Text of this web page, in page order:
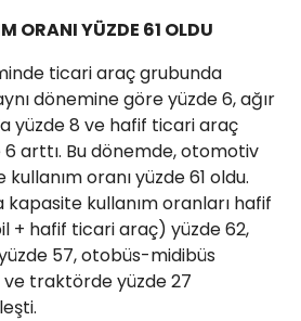
ORANI YÜZDE 61 OLDU
ticari araç grubunda
dönemine göre yüzde 6, ağır
yüzde 8 ve hafif ticari araç
arttı. Bu dönemde, otomotiv
oranı yüzde 61 oldu.
kapasite kullanım oranları hafif
+ hafif ticari araç) yüzde 62,
57, otobüs-midibüs
traktörde yüzde 27